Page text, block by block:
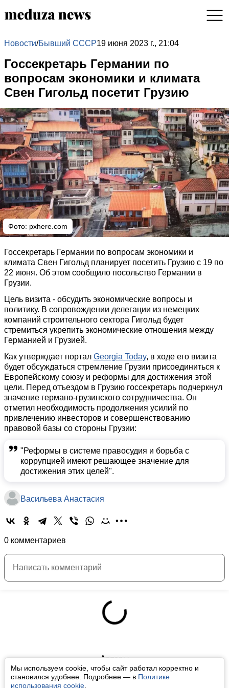
Мы используем cookie, чтобы сайт работал корректно и
становился удобнее. Подробнее — в Политике
использования cookie
Новости/Бывший СССР19 июня 2023 г., 21:04
Госсекретарь Германии по
вопросам экономики и климата
Свен Гигольд посетит Грузию
Фото: pxhere.com
Госсекретарь Германии по вопросам экономики и
климата Свен Гигольд планирует посетить Грузию с 19 по
22 июня. Об этом сообщило посольство Германии в
Грузии.
Цель визита - обсудить экономические вопросы и
политику. В сопровождении делегации из немецких
компаний строительного сектора Гигольд будет
стремиться укрепить экономические отношения между
Германией и Грузией.
Как утверждает портал Georgia Today, в ходе его визита
будет обсуждаться стремление Грузии присоединиться к
Европейскому союзу и реформы для достижения этой
цели. Перед отъездом в Грузию госсекретарь подчеркнул
значение германо-грузинского сотрудничества. Он
отметил необходимость продолжения усилий по
привлечению инвесторов и совершенствованию
правовой базы со стороны Грузии:
"Реформы в системе правосудия и борьба с
коррупцией имеют решающее значение для
достижения этих целей".
Васильева Анастасия
0 комментариев
Авторы
О нас